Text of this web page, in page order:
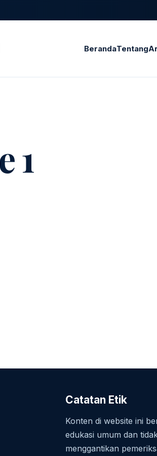
BerandaTentang
1
Catatan Etik
Konten di website ini
edukasi umum dan
menggantikan